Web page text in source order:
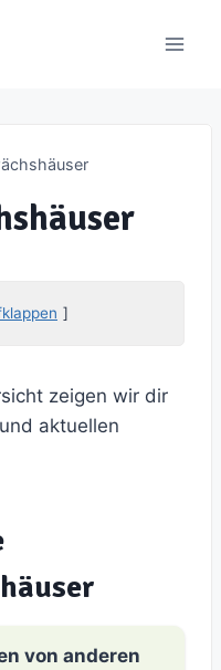
zeigen wir dir
aktuellen
von anderen